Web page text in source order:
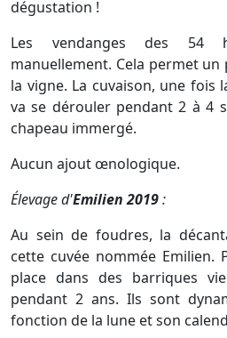
dégustation !
Les vendanges des 54
manuellement. Cela permet
la vigne. La cuvaison, une fois
va se dérouler pendant 2 à 4
chapeau immergé.
Aucun ajout œnologique.
Élevage d'Emilien 2019:
Au sein de foudres, la
cette cuvée nommée Emilien.
place dans des barriques
pendant 2 ans. Ils sont
fonction de la lune et son